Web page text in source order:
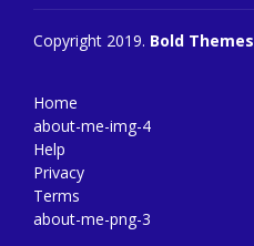
Copyright 2019. Bold Themes
Home
about-me-img-4
Help
Privacy
Terms
about-me-png-3